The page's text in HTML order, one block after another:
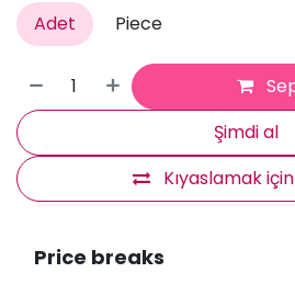
Adet Piece
Şimdi al
Kıyaslamak
Price breaks